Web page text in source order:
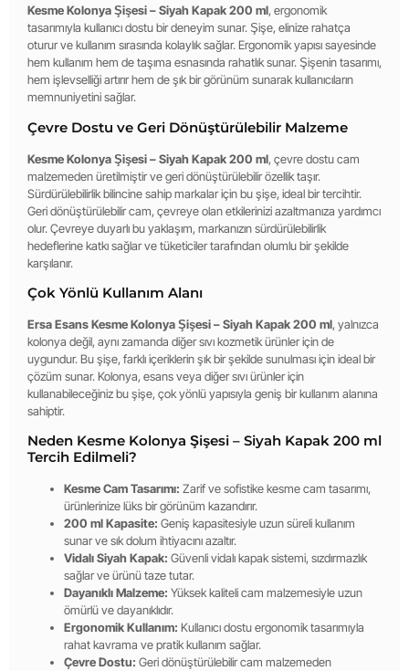
Kesme Kolonya Şişesi – Siyah Kapak 200 ml, ergonomik
tasarımıyla kullanıcı dostu bir deneyim sunar. Şişe, elinize rahatça
oturur ve kullanım sırasında kolaylık sağlar. Ergonomik yapısı sayesinde
hem kullanım hem de taşıma esnasında rahatlık sunar. Şişenin tasarımı,
hem işlevselliği artırır hem de şık bir görünüm sunarak kullanıcıların
memnuniyetini sağlar.
Çevre Dostu ve Geri Dönüştürülebilir Malzeme
Kesme Kolonya Şişesi – Siyah Kapak 200 ml, çevre dostu cam
malzemeden üretilmiştir ve geri dönüştürülebilir özellik taşır.
Sürdürülebilirlik bilincine sahip markalar için bu şişe, ideal bir tercihtir.
Geri dönüştürülebilir cam, çevreye olan etkilerinizi azaltmanıza yardımcı
olur. Çevreye duyarlı bu yaklaşım, markanızın sürdürülebilirlik
hedeflerine katkı sağlar ve tüketiciler tarafından olumlu bir şekilde
karşılanır.
Çok Yönlü Kullanım Alanı
Ersa Esans Kesme Kolonya Şişesi – Siyah Kapak 200 ml, yalnızca
kolonya değil, aynı zamanda diğer sıvı kozmetik ürünler için de
uygundur. Bu şişe, farklı içeriklerin şık bir şekilde sunulması için ideal bir
çözüm sunar. Kolonya, esans veya diğer sıvı ürünler için
kullanabileceğiniz bu şişe, çok yönlü yapısıyla geniş bir kullanım alanına
sahiptir.
Neden Kesme Kolonya Şişesi – Siyah Kapak 200 ml
Tercih Edilmeli?
Kesme Cam Tasarımı: Zarif ve sofistike kesme cam tasarımı,
ürünlerinize lüks bir görünüm kazandırır.
200 ml Kapasite: Geniş kapasitesiyle uzun süreli kullanım
sunar ve sık dolum ihtiyacını azaltır.
Vidalı Siyah Kapak: Güvenli vidalı kapak sistemi, sızdırmazlık
sağlar ve ürünü taze tutar.
Dayanıklı Malzeme: Yüksek kaliteli cam malzemesiyle uzun
ömürlü ve dayanıklıdır.
Ergonomik Kullanım: Kullanıcı dostu ergonomik tasarımıyla
rahat kavrama ve pratik kullanım sağlar.
Çevre Dostu: Geri dönüştürülebilir cam malzemeden